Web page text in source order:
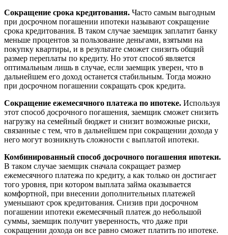
Сокращение срока кредитования. Часто самым выгодным
при досрочном погашении ипотеки называют сокращение
срока кредитования. В таком случае заемщик заплатит банку
меньше процентов за пользование деньгами, взятыми на
покупку квартиры, и в результате сможет снизить общий
размер переплаты по кредиту. Но этот способ является
оптимальным лишь в случае, если заемщик уверен, что в
дальнейшем его доход останется стабильным. Тогда можно
при досрочном погашении сокращать срок кредита.
Сокращение ежемесячного платежа по ипотеке. Используя
этот способ досрочного погашения, заемщик сможет снизить
нагрузку на семейный бюджет и снизит возможные риски,
связанные с тем, что в дальнейшем при сокращении дохода у
него могут возникнуть сложности с выплатой ипотеки.
Комбинированный способ досрочного погашения ипотеки.
В таком случае заемщик сначала сокращает размер
ежемесячного платежа по кредиту, а как только он достигает
того уровня, при котором выплата займа оказывается
комфортной, при внесении дополнительных платежей
уменьшают срок кредитования. Снизив при досрочном
погашении ипотеки ежемесячный платеж до небольшой
суммы, заемщик получит уверенность, что даже при
сокращении дохода он все равно сможет платить по ипотеке.